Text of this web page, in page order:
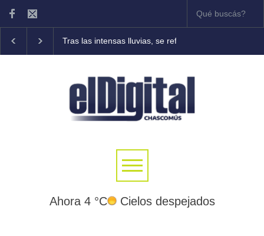
Tras las intensas lluvias, se refuerzan las tareas de
Ahora 4 °C Cielos despejados